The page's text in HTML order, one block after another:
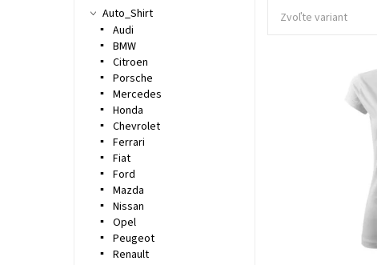
Zvoľte variant
Auto_Shirt
Audi
BMW
Citroen
Porsche
Mercedes
Honda
Chevrolet
Ferrari
Fiat
Ford
Mazda
Nissan
Opel
Peugeot
Renault